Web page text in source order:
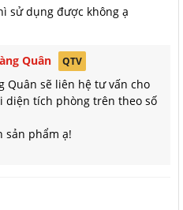
tạo điểm nhấn nổi bật về kiểu
năng hút ẩm được đánh giá
tại Việt Nam, chất lượng hoạt
Kosmen
sử dụng được không ạ
Quân QTV
Quân sẽ liên hệ tư vấn cho
diện tích phòng trên theo số
sản phẩm ạ!